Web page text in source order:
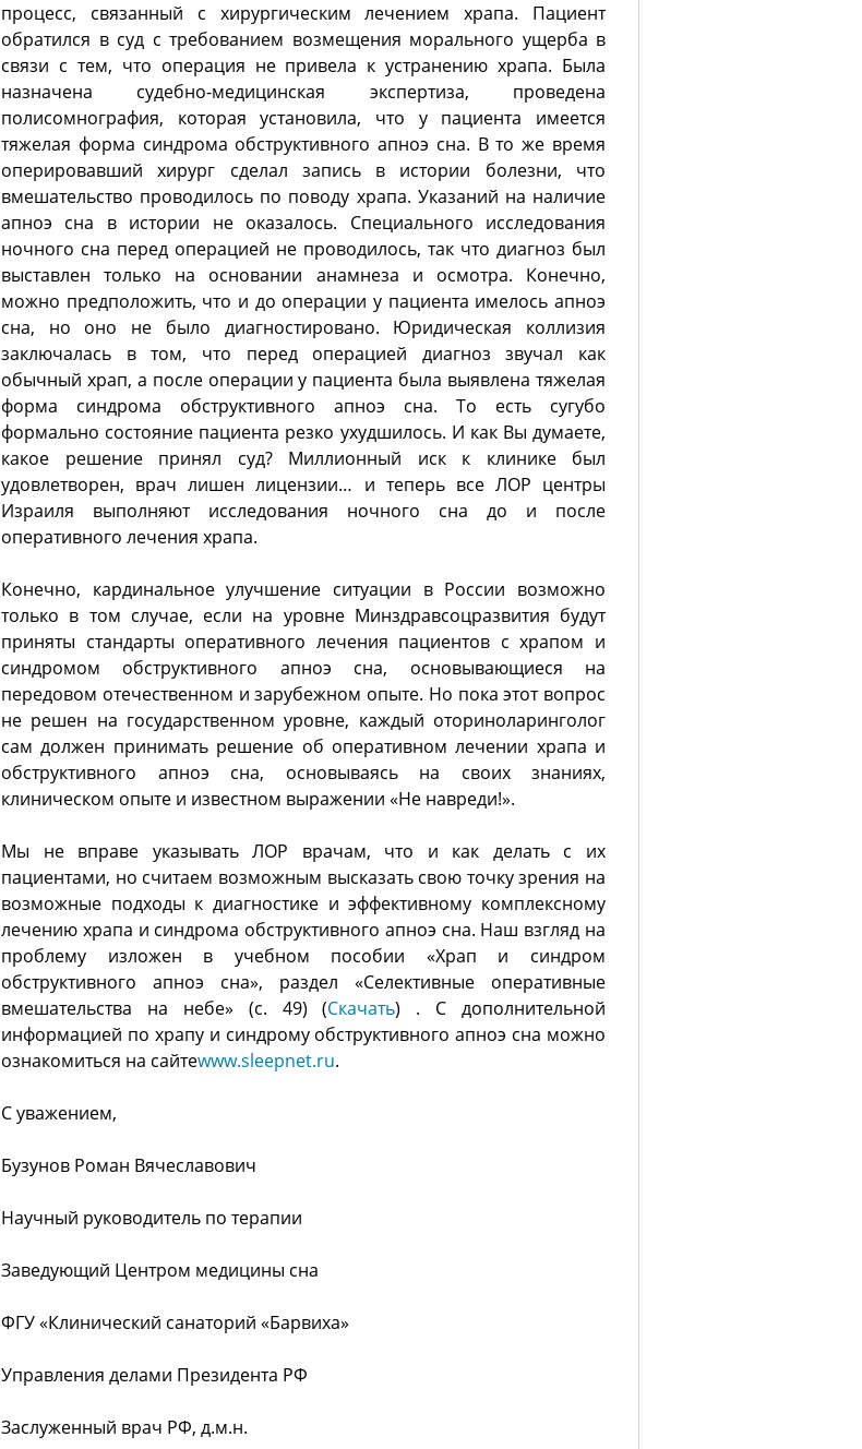
процесс, связанный с хирургическим лечением храпа. Пациент
обратился в суд с требованием возмещения морального ущерба в
связи с тем, что операция не привела к устранению храпа. Была
назначена судебно-медицинская экспертиза, проведена
полисомнография, которая установила, что у пациента имеется
тяжелая форма синдрома обструктивного апноэ сна. В то же время
оперировавший хирург сделал запись в истории болезни, что
вмешательство проводилось по поводу храпа. Указаний на наличие
апноэ сна в истории не оказалось. Специального исследования
ночного сна перед операцией не проводилось, так что диагноз был
выставлен только на основании анамнеза и осмотра. Конечно,
можно предположить, что и до операции у пациента имелось апноэ
сна, но оно не было диагностировано. Юридическая коллизия
заключалась в том, что перед операцией диагноз звучал как
обычный храп, а после операции у пациента была выявлена тяжелая
форма синдрома обструктивного апноэ сна. То есть сугубо
формально состояние пациента резко ухудшилось. И как Вы думаете,
какое решение принял суд? Миллионный иск к клинике был
удовлетворен, врач лишен лицензии… и теперь все ЛОР центры
Израиля выполняют исследования ночного сна до и после
оперативного лечения храпа.
Конечно, кардинальное улучшение ситуации в России возможно
только в том случае, если на уровне Минздравсоцразвития будут
приняты стандарты оперативного лечения пациентов с храпом и
синдромом обструктивного апноэ сна, основывающиеся на
передовом отечественном и зарубежном опыте. Но пока этот вопрос
не решен на государственном уровне, каждый оториноларинголог
сам должен принимать решение об оперативном лечении храпа и
обструктивного апноэ сна, основываясь на своих знаниях,
клиническом опыте и известном выражении «Не навреди!».
Мы не вправе указывать ЛОР врачам, что и как делать с их
пациентами, но считаем возможным высказать свою точку зрения на
возможные подходы к диагностике и эффективному комплексному
лечению храпа и синдрома обструктивного апноэ сна. Наш взгляд на
проблему изложен в учебном пособии «Храп и синдром
обструктивного апноэ сна», раздел «Селективные оперативные
вмешательства на небе» (с. 49) (Скачать) . C дополнительной
информацией по храпу и синдрому обструктивного апноэ сна можно
ознакомиться на сайтеwww.sleepnet.ru.
С уважением,
Бузунов Роман Вячеславович
Научный руководитель по терапии
Заведующий Центром медицины сна
ФГУ «Клинический санаторий «Барвиха»
Управления делами Президента РФ
Заслуженный врач РФ, д.м.н.